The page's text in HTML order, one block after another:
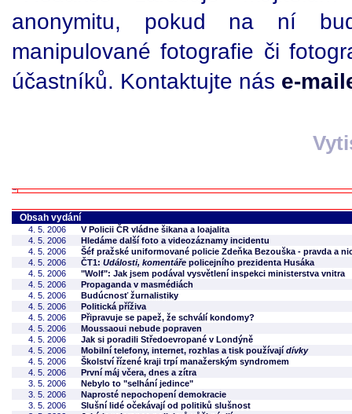
anonymitu, pokud na ní
manipulované fotografie či
účastníků. Kontaktujte nás e-
Obsah vydání
4. 5. 2006
V Policii ČR vládne šikana a loajalita
4. 5. 2006
Hledáme další foto a videozáznamy incidentu
4. 5. 2006
Šéf pražské uniformované policie Zdeňka Bezouška - pravda a
4. 5. 2006
ČT1: Události, komentáře policejního prezidenta Husáka
4. 5. 2006
"Wolf": Jak jsem podával vysvětlení inspekci ministerstva vnitra
4. 5. 2006
Propaganda v masmédiách
4. 5. 2006
Budúcnosť žurnalistiky
4. 5. 2006
Politická příživa
4. 5. 2006
Připravuje se papež, že schválí kondomy?
4. 5. 2006
Moussaoui nebude popraven
4. 5. 2006
Jak si poradili Středoevropané v Londýně
4. 5. 2006
Mobilní telefony, internet, rozhlas a tisk používají dívky
4. 5. 2006
Školství řízené kraji trpí manažerským syndromem
4. 5. 2006
První máj včera, dnes a zítra
3. 5. 2006
Nebylo to "selhání jedince"
3. 5. 2006
Naprosté nepochopení demokracie
3. 5. 2006
Slušní lidé očekávají od politiků slušnost